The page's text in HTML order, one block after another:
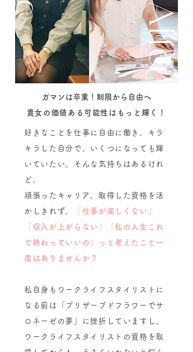
​​ガマンは卒業！制限から自由へ
​貴女の価値ある可能性はもっと輝く！
好きなことを仕事に自由に働き、キラ
キラした自分で、いくつになっても輝
いていたい。そんな気持ちはあるけれ
ど、
頑張ったキャリア、取得した資格を活
かしきれず、
「仕事が楽しくない」
「収入が上がらない」「私の人生これ
で終わっていいの」っと考えたこと一
度はありませんか？
私自身もワークライフスタイリストに
なる前は「プリザーブドフラワーでサ
ロネーゼの夢」に挫折していますし、
ワークライフスタイリストの資格を取